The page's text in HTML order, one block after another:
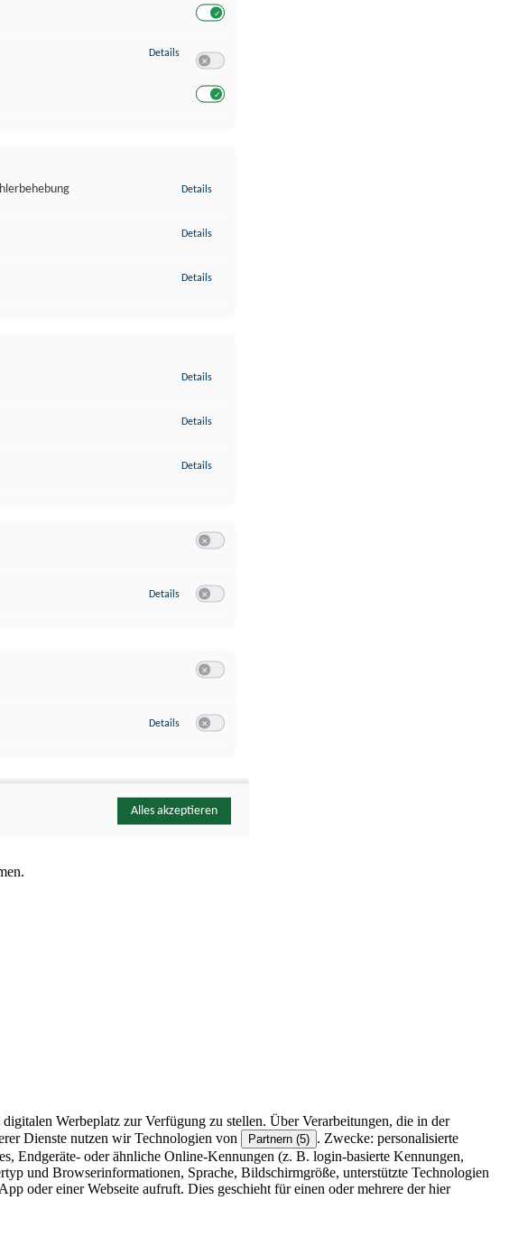
Werbeplatz zur Verfügung zu stellen. Über Verarbeitungen, die in der
Dienste nutzen wir Technologien von Partnern (5) . Zwecke: personalisierte
Endgeräte- oder ähnliche Online-Kennungen (z. B. login-basierte Kennungen,
und Browserinformationen, Sprache, Bildschirmgröße, unterstützte Technologien
oder einer Webseite aufruft. Dies geschieht für einen oder mehrere der hier
Details zu Entwicklung und Verbesserung der Angebote
Details
Details
Details
Details
Details
Details
Details zu Google Analytics
Details zu YouTube
Alles akzeptieren